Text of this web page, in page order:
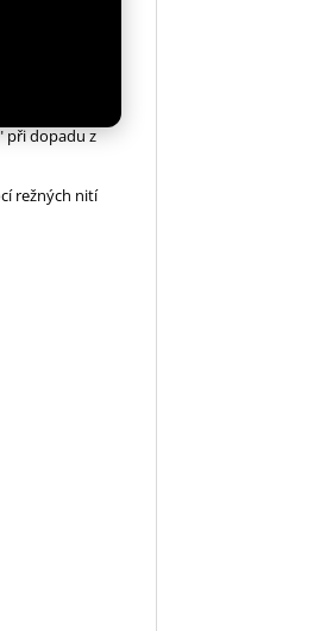
je
léta.
při dopadu z
režných nití